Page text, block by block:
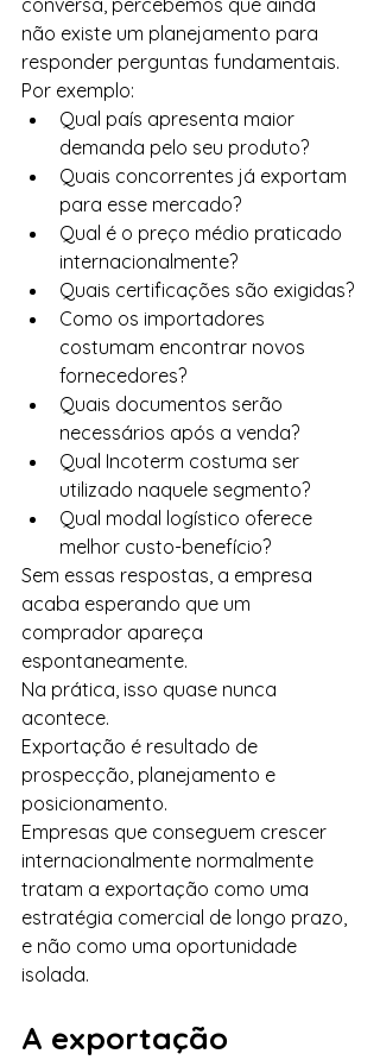
conversa, percebemos que ainda
não existe um planejamento para
responder perguntas fundamentais.
Por exemplo:
Qual país apresenta maior
demanda pelo seu produto?
Quais concorrentes já exportam
para esse mercado?
Qual é o preço médio praticado
internacionalmente?
Quais certificações são exigidas?
Como os importadores
costumam encontrar novos
fornecedores?
Quais documentos serão
necessários após a venda?
Qual Incoterm costuma ser
utilizado naquele segmento?
Qual modal logístico oferece
melhor custo-benefício?
Sem essas respostas, a empresa
acaba esperando que um
comprador apareça
espontaneamente.
Na prática, isso quase nunca
acontece.
Exportação é resultado de
prospecção, planejamento e
posicionamento.
Empresas que conseguem crescer
internacionalmente normalmente
tratam a exportação como uma
estratégia comercial de longo prazo,
e não como uma oportunidade
isolada.
A exportação